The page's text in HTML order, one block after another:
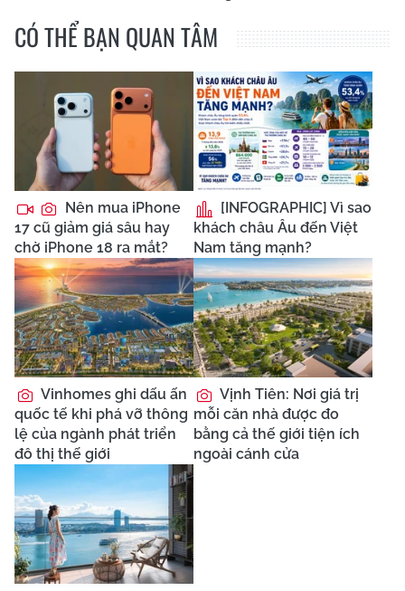
CÓ THỂ BẠN QUAN TÂM
Nên mua iPhone
17 cũ giảm giá sâu hay
chờ iPhone 18 ra mắt?
[INFOGRAPHIC] Vì sao
khách châu Âu đến Việt
Nam tăng mạnh?
Vinhomes ghi dấu ấn
quốc tế khi phá vỡ thông
lệ của ngành phát triển
đô thị thế giới
Vịnh Tiên: Nơi giá trị
mỗi căn nhà được đo
bằng cả thế giới tiện ích
ngoài cánh cửa